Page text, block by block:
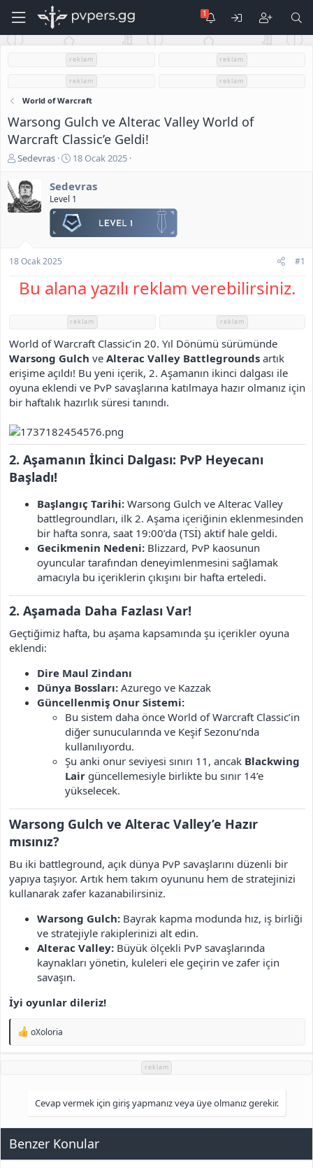
reklam reklam
reklam reklam
World of Warcraft
Warsong Gulch ve Alterac Valley World of
Warcraft Classic’e Geldi!
K
n
u
S
b
Sedevras
B
ş
l
a
n
g
a
r
h
18 Ocak 2025
Sedevras
Level 1
18 Ocak 2025 #1
Bu alana yazılı reklam verebilirsiniz.
reklam reklam
World of Warcraft Classic’in 20. Yıl Dönümü sürümünde
Warsong Gulch ve Alterac Valley Battlegrounds artık
erişime açıldı! Bu yeni içerik, 2. Aşamanın ikinci dalgası ile
oyuna eklendi ve PvP savaşlarına katılmaya hazır olmanız için
bir haftalık hazırlık süresi tanındı.
2. Aşamanın İkinci Dalgası: PvP Heyecanı
Başladı!
Başlangıç Tarihi: Warsong Gulch ve Alterac Valley
battlegroundları, ilk 2. Aşama içeriğinin eklenmesinden
bir hafta sonra, saat 19:00’da (TSİ) aktif hale geldi.
Gecikmenin Nedeni: Blizzard, PvP kaosunun
oyuncular tarafından deneyimlenmesini sağlamak
amacıyla bu içeriklerin çıkışını bir hafta erteledi.
2. Aşamada Daha Fazlası Var!
Geçtiğimiz hafta, bu aşama kapsamında şu içerikler oyuna
eklendi:
Dire Maul Zindanı
Dünya Bossları: Azurego ve Kazzak
Güncellenmiş Onur Sistemi:
Bu sistem daha önce World of Warcraft Classic’in
diğer sunucularında ve Keşif Sezonu’nda
kullanılıyordu.
Şu anki onur seviyesi sınırı 11, ancak Blackwing
Lair güncellemesiyle birlikte bu sınır 14’e
yükselecek.
Warsong Gulch ve Alterac Valley’e Hazır
mısınız?
Bu iki battleground, açık dünya PvP savaşlarını düzenli bir
yapıya taşıyor. Artık hem takım oyununu hem de stratejinizi
kullanarak zafer kazanabilirsiniz.
Warsong Gulch: Bayrak kapma modunda hız, iş birliği
ve stratejiyle rakiplerinizi alt edin.
Alterac Valley: Büyük ölçekli PvP savaşlarında
kaynakları yönetin, kuleleri ele geçirin ve zafer için
savaşın.
İyi oyunlar dileriz!
T
p
:
oXoloria
reklam
Cevap vermek için giriş yapmanız veya üye olmanız gerekir.
Benzer Konular